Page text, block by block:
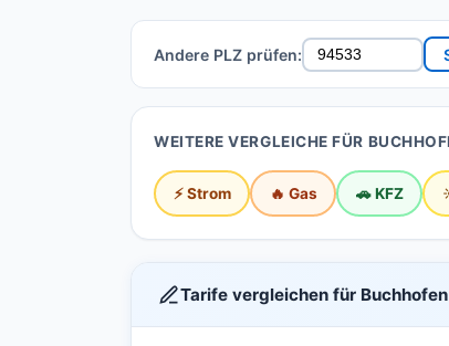
Andere PLZ prüfen:
WEITERE VERGLEICHE FÜR
⚡ Strom 🔥 Gas 🚗 KFZ
Tarife vergleichen für